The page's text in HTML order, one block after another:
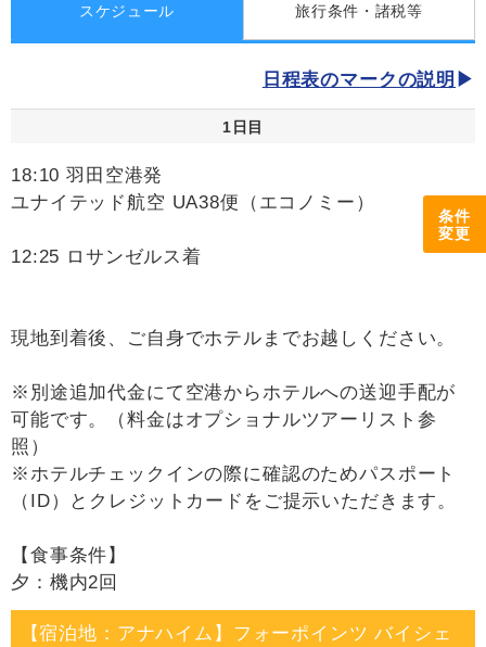
条件
変更
スケジュール 旅行条件・諸税等
日程表のマークの説明
1日目
18:10 羽田空港発
ユナイテッド航空 UA38便（エコノミー）
12:25 ロサンゼルス着
現地到着後、ご自身でホテルまでお越しください。
※別途追加代金にて空港からホテルへの送迎手配が
可能です。（料金はオプショナルツアーリスト参
照）
※ホテルチェックインの際に確認のためパスポート
（ID）とクレジットカードをご提示いただきます。
【食事条件】
夕：機内2回
【宿泊地：アナハイム】フォーポインツ バイシェ